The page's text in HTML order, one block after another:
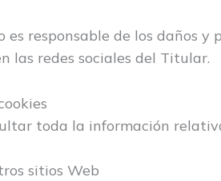
es responsable de los daños
las redes sociales del Titular.
toda la información
sitios Web